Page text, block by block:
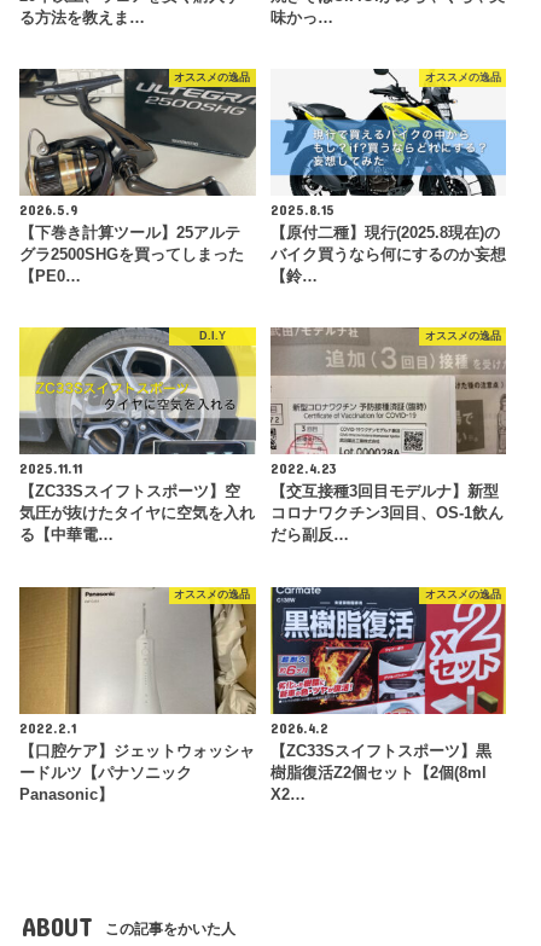
る方法を教えま…
味かっ…
オススメの逸品
2026.5.9
【下巻き計算ツール】25アルテ
グラ2500SHGを買ってしまった
【PE0…
オススメの逸品
2025.8.15
【原付二種】現行(2025.8現在)の
バイク買うなら何にするのか妄想
【鈴…
D.I.Y
2025.11.11
【ZC33Sスイフトスポーツ】空
気圧が抜けたタイヤに空気を入れ
る【中華電…
オススメの逸品
2022.4.23
【交互接種3回目モデルナ】新型
コロナワクチン3回目、OS-1飲ん
だら副反…
オススメの逸品
2022.2.1
【口腔ケア】ジェットウォッシャ
ードルツ【パナソニック
Panasonic】
オススメの逸品
2026.4.2
【ZC33Sスイフトスポーツ】黒
樹脂復活Z2個セット【2個(8ml
X2…
ABOUT この記事をかいた人